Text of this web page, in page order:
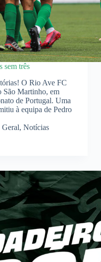
sem três
O Rio Ave FC
São Martinho, em
de Portugal. Uma
à equipa de Pedro
Geral, Notícias